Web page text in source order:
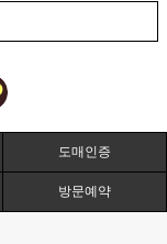
도매인증
방문예약